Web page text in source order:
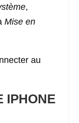
,
Mise en
au
IPHONE